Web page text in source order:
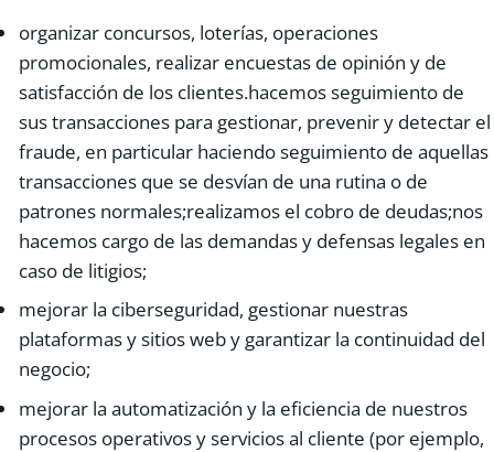
organizar concursos, loterías, operaciones
promocionales, realizar encuestas de opinión y de
satisfacción de los clientes.hacemos seguimiento de
sus transacciones para gestionar, prevenir y detectar el
fraude, en particular haciendo seguimiento de aquellas
transacciones que se desvían de una rutina o de
patrones normales;realizamos el cobro de deudas;nos
hacemos cargo de las demandas y defensas legales en
caso de litigios;
mejorar la ciberseguridad, gestionar nuestras
plataformas y sitios web y garantizar la continuidad del
negocio;
mejorar la automatización y la eficiencia de nuestros
procesos operativos y servicios al cliente (por ejemplo,